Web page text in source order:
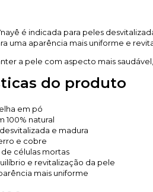
é indicada para peles
uma aparência mais uniforme e
a pele com aspecto mais
do produto
em pó
100% natural
e madura
e cobre
células mortas
e revitalização da pele
mais uniforme